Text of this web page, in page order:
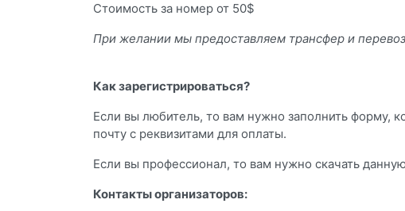
Стоимость за номер от 50$
При желании мы предоставляем трансфер и
Как зарегистрироваться?
Если вы любитель, то вам нужно заполнить форму,
почту с реквизитами для оплаты.
Если вы профессионал, то вам нужно скачать
Контакты организаторов: